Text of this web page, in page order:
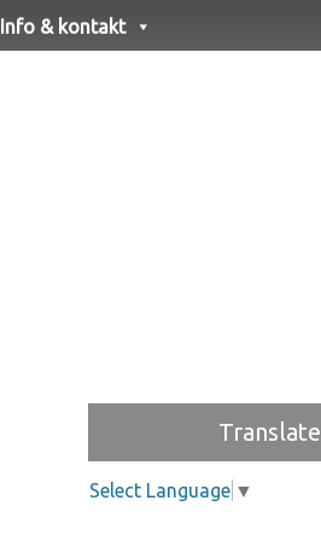
Info & kontakt
Translate
Select Language ▼